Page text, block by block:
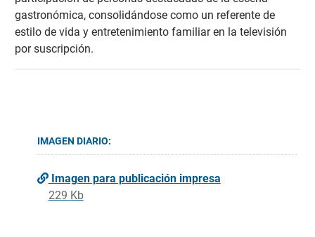
gastronómica, consolidándose como un referente de
estilo de vida y entretenimiento familiar en la televisión
por suscripción.
IMAGEN DIARIO:
Imagen para publicación impresa
229 Kb